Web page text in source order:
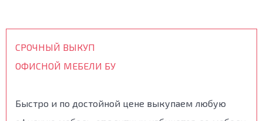
СРОЧНЫЙ ВЫКУП
ОФИСНОЙ МЕБЕЛИ БУ
Быстро и по достойной цене выкупаем любую